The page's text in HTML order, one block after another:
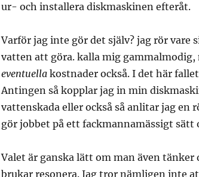
ur- och installera diskmaskinen efteråt.
Varför jag inte gör det själv? jag rör vare
vatten att göra. kalla mig
eventuellakostnader också. I det här
Antingen så kopplar jag in min
vattenskada eller också så anlitar jag en
gör jobbet på ett fackmannamässigt sätt
Valet är ganska lätt om man även
brukar resonera. Jag tror nämligen inte